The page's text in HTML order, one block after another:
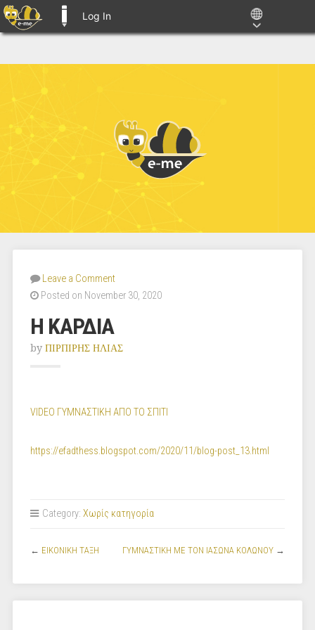
Log In
Leave a Comment
Posted on November 30, 2020
Η ΚΑΡΔΙΑ
by ΠΙΡΠΙΡΗΣ ΗΛΙΑΣ
VIDEO ΓΥΜΝΑΣΤΙΚΗ ΑΠΟ ΤΟ ΣΠΙΤΙ
https://efadthess.blogspot.com/2020/11/blog-post_13.html
Category: Χωρίς κατηγορία
← ΕΙΚΟΝΙΚΗ ΤΑΞΗ ΓΥΜΝΑΣΤΙΚΗ ΜΕ ΤΟΝ ΙΑΣΩΝΑ ΚΟΛΩΝΟΥ →